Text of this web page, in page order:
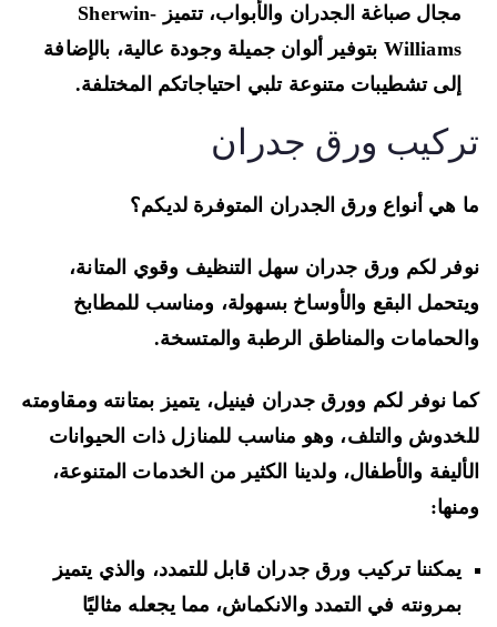
مجال صباغة الجدران والأبواب، تتميز Sherwin-
Williams بتوفير ألوان جميلة وجودة عالية، بالإضافة
إلى تشطيبات متنوعة تلبي احتياجاتكم المختلفة.
ورق جدران
هي أنواع ورق الجدران المتوفرة لديكم؟
لكم ورق جدران سهل التنظيف وقوي المتانة،
البقع والأوساخ بسهولة، ومناسب للمطابخ
والمناطق الرطبة والمتسخة.
نوفر لكم وورق جدران فينيل، يتميز بمتانته ومقاومته
والتلف، وهو مناسب للمنازل ذات الحيوانات
والأطفال، ولدينا الكثير من الخدمات المتنوعة،
يمكننا تركيب ورق جدران قابل للتمدد، والذي يتميز
بمرونته في التمدد والانكماش، مما يجعله مثاليًا